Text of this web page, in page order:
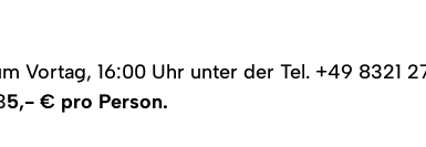
Vortag, 16:00 Uhr unter der Tel. +49 8321
5,- € pro Person.